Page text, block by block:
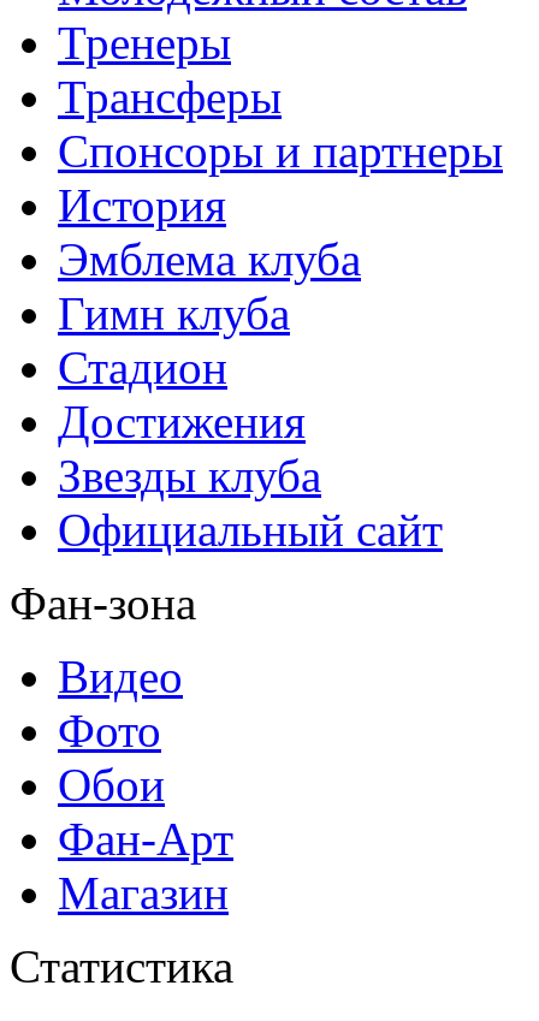
Тренеры
Трансферы
Спонсоры и партнеры
История
Эмблема клуба
Гимн клуба
Стадион
Достижения
Звезды клуба
Официальный сайт
Фан-зона
Видео
Фото
Обои
Фан-Арт
Магазин
Статистика